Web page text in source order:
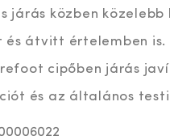
járás közben
és átvitt értelemben is.
cipőben járás
és az általános